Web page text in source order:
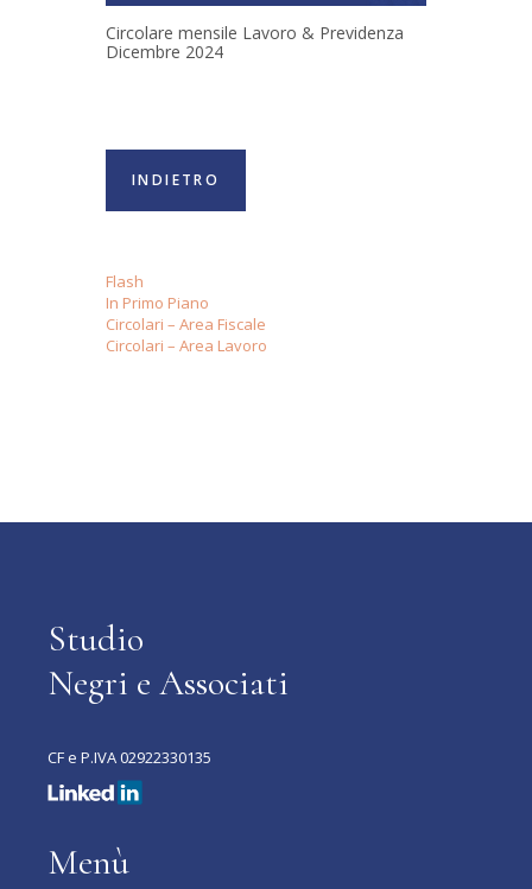
Circolare mensile Lavoro & Previdenza
Dicembre 2024
INDIETRO
Flash
In Primo Piano
Circolari – Area Fiscale
Circolari – Area Lavoro
Studio
Negri e Associati
CF e P.IVA 02922330135
Menù